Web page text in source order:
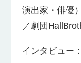
演出家・俳優
／劇団
インタビュー